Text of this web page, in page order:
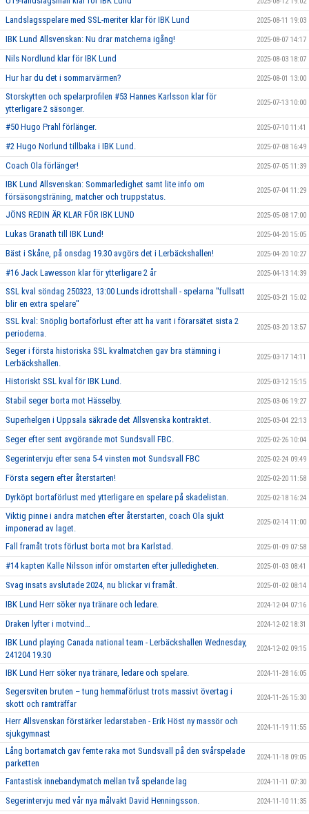
Landslagsspelare med SSL-meriter klar för IBK Lund 2025-08-11 19:03
IBK Lund Allsvenskan: Nu drar matcherna igång! 2025-08-07 14:17
Nils Nordlund klar för IBK Lund 2025-08-03 18:07
Hur har du det i sommarvärmen? 2025-08-01 13:00
Storskytten och spelarprofilen #53 Hannes Karlsson klar för
ytterligare 2 säsonger.
2025-07-13 10:00
#50 Hugo Prahl förlänger. 2025-07-10 11:41
#2 Hugo Norlund tillbaka i IBK Lund. 2025-07-08 16:49
Coach Ola förlänger! 2025-07-05 11:39
IBK Lund Allsvenskan: Sommarledighet samt lite info om
försäsongsträning, matcher och truppstatus.
2025-07-04 11:29
JÖNS REDIN ÄR KLAR FÖR IBK LUND 2025-05-08 17:00
Lukas Granath till IBK Lund! 2025-04-20 15:05
Bäst i Skåne, på onsdag 19.30 avgörs det i Lerbäckshallen! 2025-04-20 10:27
#16 Jack Lawesson klar för ytterligare 2 år 2025-04-13 14:39
SSL kval söndag 250323, 13:00 Lunds idrottshall - spelarna ''fullsatt
blir en extra spelare''
2025-03-21 15:02
SSL kval: Snöplig bortaförlust efter att ha varit i förarsätet sista 2
perioderna.
2025-03-20 13:57
Seger i första historiska SSL kvalmatchen gav bra stämning i
Lerbäckshallen.
2025-03-17 14:11
Historiskt SSL kval för IBK Lund. 2025-03-12 15:15
Stabil seger borta mot Hässelby. 2025-03-06 19:27
Superhelgen i Uppsala säkrade det Allsvenska kontraktet. 2025-03-04 22:13
Seger efter sent avgörande mot Sundsvall FBC. 2025-02-26 10:04
Segerintervju efter sena 5-4 vinsten mot Sundsvall FBC 2025-02-24 09:49
Första segern efter återstarten! 2025-02-20 11:58
Dyrköpt bortaförlust med ytterligare en spelare på skadelistan. 2025-02-18 16:24
Viktig pinne i andra matchen efter återstarten, coach Ola sjukt
imponerad av laget.
2025-02-14 11:00
Fall framåt trots förlust borta mot bra Karlstad. 2025-01-09 07:58
#14 kapten Kalle Nilsson inför omstarten efter julledigheten. 2025-01-03 08:41
Svag insats avslutade 2024, nu blickar vi framåt. 2025-01-02 08:14
IBK Lund Herr söker nya tränare och ledare. 2024-12-04 07:16
Draken lyfter i motvind… 2024-12-02 18:31
IBK Lund playing Canada national team - Lerbäckshallen Wednesday,
241204 19.30
2024-12-02 09:15
IBK Lund Herr söker nya tränare, ledare och spelare. 2024-11-28 16:05
Segersviten bruten – tung hemmaförlust trots massivt övertag i
skott och ramträffar
2024-11-26 15:30
Herr Allsvenskan förstärker ledarstaben - Erik Höst ny massör och
sjukgymnast
2024-11-19 11:55
Lång bortamatch gav femte raka mot Sundsvall på den svårspelade
parketten
2024-11-18 09:05
Fantastisk innebandymatch mellan två spelande lag 2024-11-11 07:30
Segerintervju med vår nya målvakt David Henningsson. 2024-11-10 11:35